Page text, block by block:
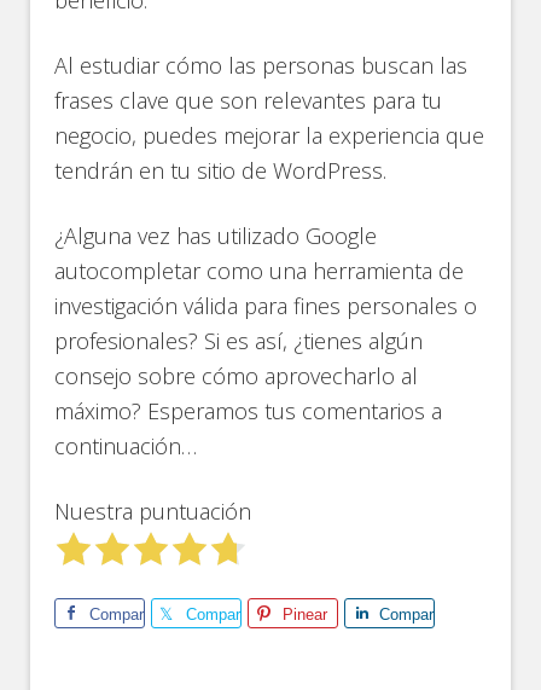
Al estudiar cómo las personas buscan las
frases clave que son relevantes para tu
negocio, puedes mejorar la experiencia que
tendrán en tu sitio de WordPress.
¿Alguna vez has utilizado Google
autocompletar como una herramienta de
investigación válida para fines personales o
profesionales? Si es así, ¿tienes algún
consejo sobre cómo aprovecharlo al
máximo? Esperamos tus comentarios a
continuación…
Nuestra puntuación
Comparte Comparte Pinear Comparte